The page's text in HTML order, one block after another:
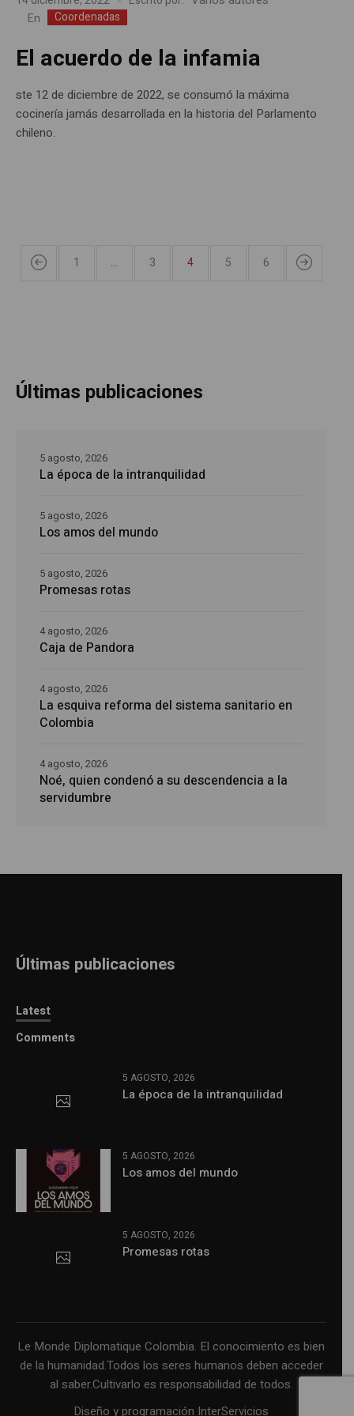
En Coordenadas
El acuerdo de la infamia
ste 12 de diciembre de 2022, se consumó la máxima
cocinería jamás desarrollada en la historia del Parlamento
chileno.
1 … 3 4 5 6
Últimas publicaciones
La época de la intranquilidad
5 agosto, 2026
Los amos del mundo
5 agosto, 2026
Promesas rotas
5 agosto, 2026
Caja de Pandora
4 agosto, 2026
La esquiva reforma del sistema sanitario en
Colombia
4 agosto, 2026
Noé, quien condenó a su descendencia a la
servidumbre
4 agosto, 2026
Últimas publicaciones
Latest
Comments
5 AGOSTO, 2026
La época de la intranquilidad
5 AGOSTO, 2026
Los amos del mundo
5 AGOSTO, 2026
Promesas rotas
Le Monde Diplomatique Colombia. El conocimiento es bien
de la humanidad.Todos los seres humanos deben acceder
al saber.Cultivarlo es responsabilidad de todos.
Diseño y programación InterServicios